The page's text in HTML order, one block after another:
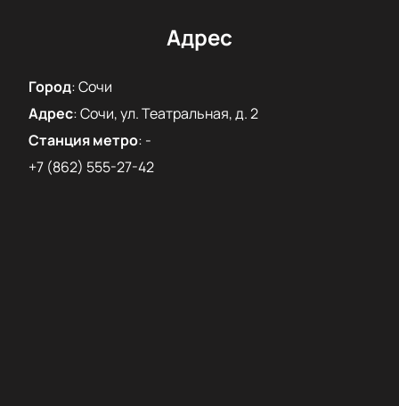
Адрес
Город:Сочи
Адрес:Сочи, ул. Театральная, д. 2
Станция метро: -
+7 (862) 555-27-42